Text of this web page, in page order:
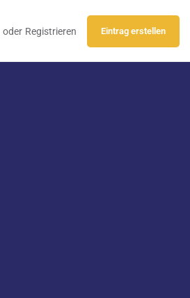
oder Registrieren Eintrag erstellen